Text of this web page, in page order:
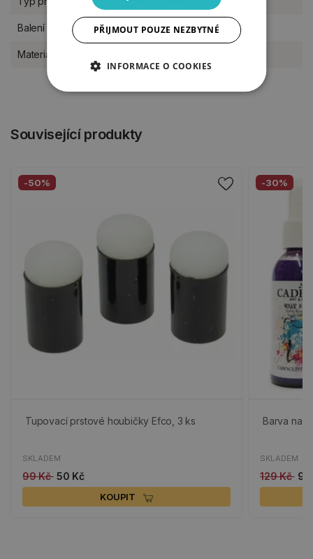
Balení kus
Materiál
Související produkty
-50%
Tupovací prstové houbičky Efco, 3 ks
SKLADEM
99 Kč 50 Kč
KOUPIT
-30%
Barva na
SKLADEM
129 Kč 90
PŘIJMOUT POUZE NEZBYTNÉ
INFORMACE O COOKIES